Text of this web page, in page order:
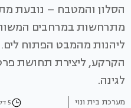
הסלון והמטבח – נובעת
מתרחשות במרחבים
ליהנות מהמבט הפתוח
הקרקע, ליצירת תחושת
לגינה.
מערכת בית ונוי 5 דקות קריאה